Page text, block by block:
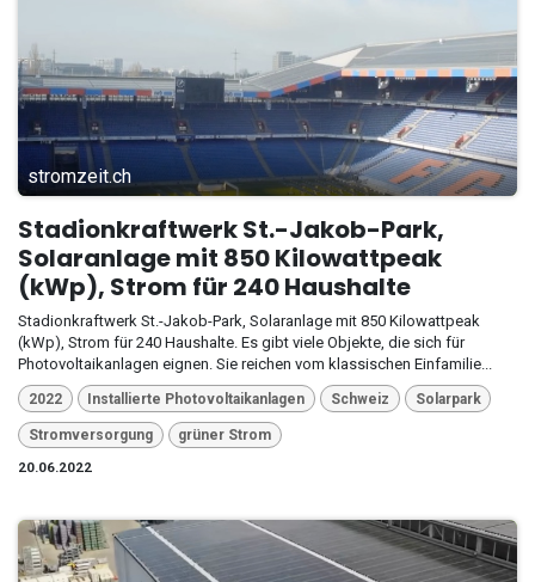
stromzeit.ch
Stadionkraftwerk St.-Jakob-Park,
Solaranlage mit 850 Kilowattpeak
(kWp), Strom für 240 Haushalte
Stadionkraftwerk St.-Jakob-Park, Solaranlage mit 850 Kilowattpeak
(kWp), Strom für 240 Haushalte. Es gibt viele Objekte, die sich für
Photovoltaikanlagen eignen. Sie reichen vom klassischen Einfamilie...
2022 Installierte Photovoltaikanlagen Schweiz Solarpark
Stromversorgung
grüner Strom
20.06.2022